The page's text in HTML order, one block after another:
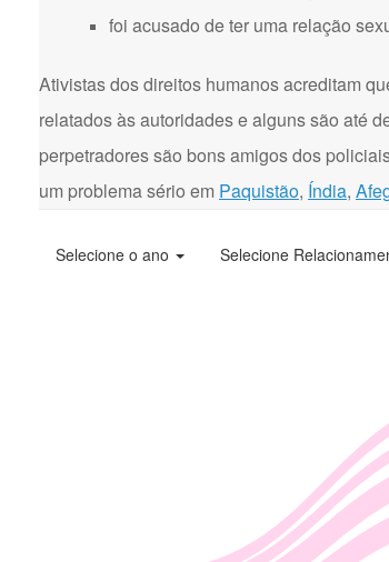
foi acusado de ter uma relação
Ativistas dos direitos humanos acreditam
relatados às autoridades e alguns são até
perpetradores são bons amigos dos
um problema sério em Paquistão, Índia,